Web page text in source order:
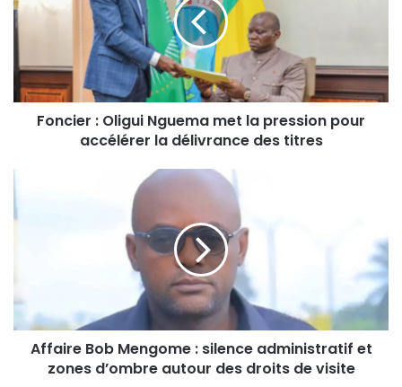
Foncier : Oligui Nguema met la pression pour
accélérer la délivrance des titres
Affaire Bob Mengome : silence administratif et
zones d’ombre autour des droits de visite